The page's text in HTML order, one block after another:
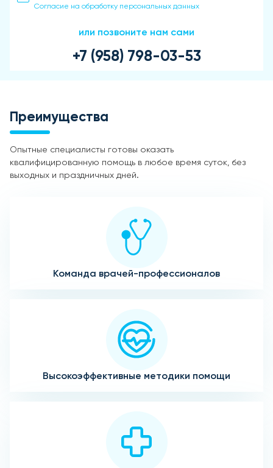
Согласие на обработку персональных данных
или позвоните нам сами
+7 (958) 798-03-53
Преимущества
Опытные специалисты готовы оказать
квалифицированную помощь в любое время суток, без
выходных и праздничных дней.
Команда врачей-профессионалов
Высокоэффективные методики помощи